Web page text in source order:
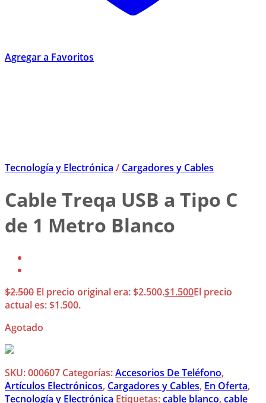
Agregar a Favoritos
Tecnología y Electrónica / Cargadores y Cables
Cable Treqa USB a Tipo C
de 1 Metro Blanco
$2.500 El precio original era: $2.500.$1.500El precio
actual es: $1.500.
Agotado
SKU:000607 Categorías:Accesorios De Teléfono,
Artículos Electrónicos, Cargadores y Cables, En Oferta,
Tecnología y Electrónica Etiquetas:cable blanco, cable